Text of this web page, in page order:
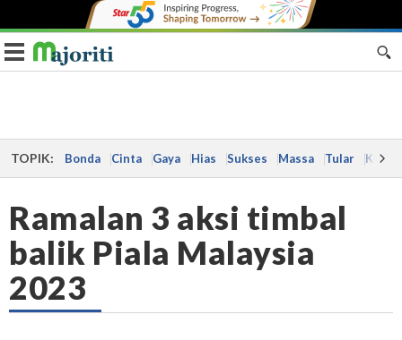
Toggle navigation
TOPIK: Bonda Cinta Gaya Hias Sukses Massa Tular Kes
Ramalan 3 aksi timbal
balik Piala Malaysia
2023